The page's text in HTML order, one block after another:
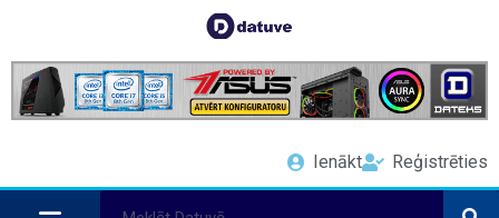
Ienākt Reģistrēties